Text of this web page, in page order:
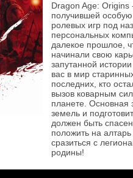
Dragon Age: Origins
получившей особую
ролевых игр под
персональных
далекое прошлое,
начинали свою
запутанной
вас в мир
последних, кто
вызов коварным
планете. Основная
земель и
должен быть
положить на
сразиться с
родины!